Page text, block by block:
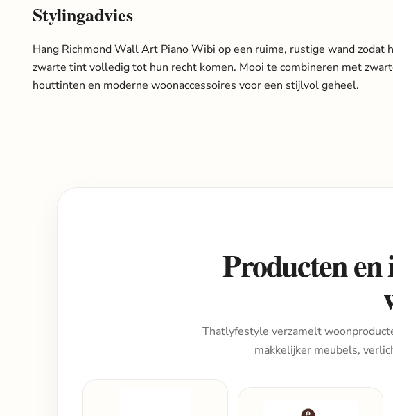
Stylingadvies
Hang Richmond Wall Art Piano Wibi op een ruime, rustige wand zodat
zwarte tint volledig tot hun recht komen. Mooi te combineren met
houttinten en moderne woonaccessoires voor een stijlvol geheel.
Producten
Thatlyfestyle verzamelt
makkelijker meubels,